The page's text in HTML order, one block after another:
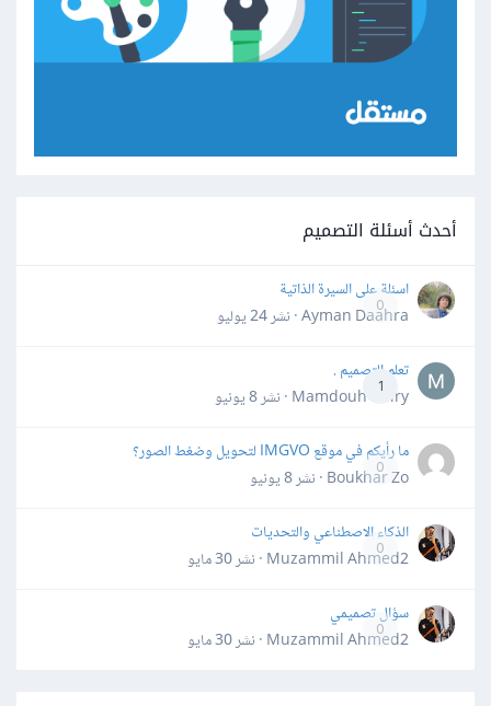
أحدث أسئلة التصميم
0
اسئلة على السيرة الذاتية
Ayman Daahra · نشر
24 يوليو
1
تعلم التصميم .
Mamdouh Khiry · نشر
8 يونيو
0
ما رأيكم في موقع IMGVO لتحويل وضغط الصور؟
Boukhar Zo · نشر
8 يونيو
0
الذكاء الاصطناعي والتحديات
Muzammil Ahmed2 · نشر
30 مايو
0
سؤال تصميمي
Muzammil Ahmed2 · نشر
30 مايو